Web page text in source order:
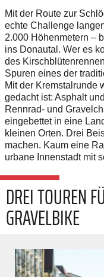
Mit der Route zur
echte Challenge
2.000 Höhenmetern –
ins Donautal. Wer es
des
Spuren eines der
Mit der Kremstalrunde
gedacht ist: Asphalt
Rennrad- und
eingebettet in eine
kleinen Orten. Drei
machen. Kaum eine
urbane Innenstadt mit
DREI TOUREN
GRAVELBIKE